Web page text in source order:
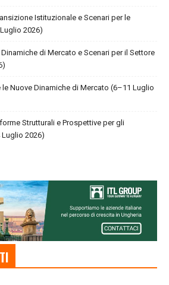
Istituzionale e Scenari per le
2026)
di Mercato e Scenari per il Settore
Nuove Dinamiche di Mercato (6–11 Luglio
Strutturali e Prospettive per gli
2026)